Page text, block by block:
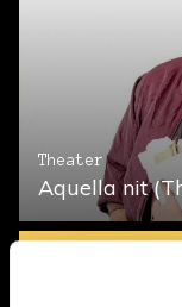
Theater
Aquella nit